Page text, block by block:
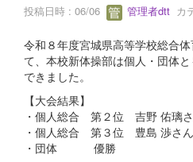
投稿日時 : 06/06 管理者dtt カ
令和８年度宮城県高等学校総合
て、本校新体操部は個人・団体
できました。
【大会結果】
・個人総合 第２位 吉野 佑璃さ
・個人総合 第３位 豊島 渉さん
・団体 優勝